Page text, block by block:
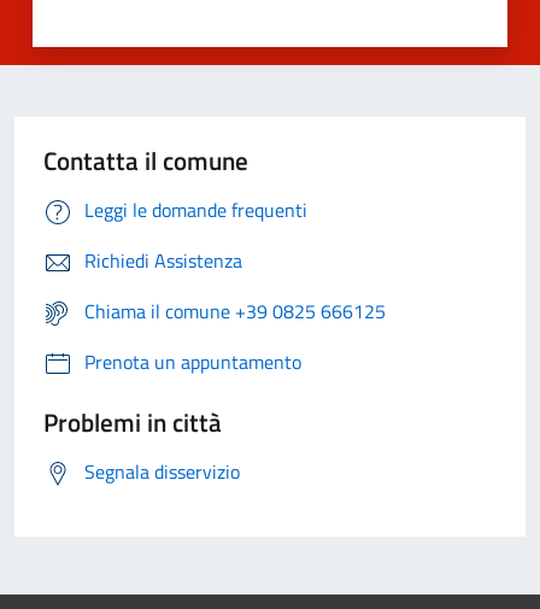
Contatta il comune
Leggi le domande frequenti
Richiedi Assistenza
Chiama il comune +39 0825 666125
Prenota un appuntamento
Problemi in città
Segnala disservizio